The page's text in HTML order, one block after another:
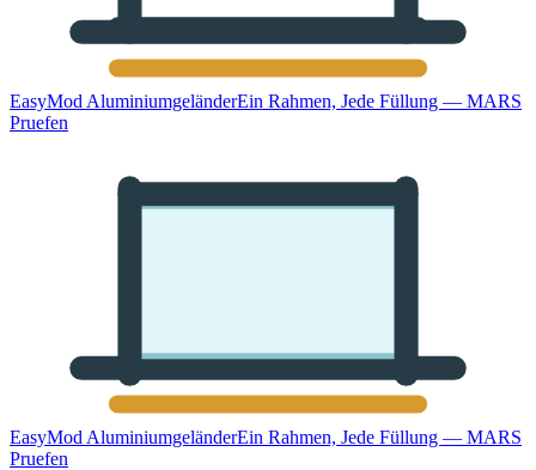
EasyMod AluminiumgeländerEin Rahmen, Jede Füllung — MARS
Pruefen
EasyMod AluminiumgeländerEin Rahmen, Jede Füllung — MARS
Pruefen